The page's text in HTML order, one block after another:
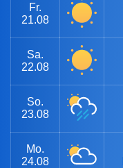
Fr.
21.08
Sa.
22.08
So.
23.08
Mo.
24.08